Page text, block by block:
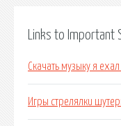
Links to Important
Скачать музыку я
Игры стрелялки